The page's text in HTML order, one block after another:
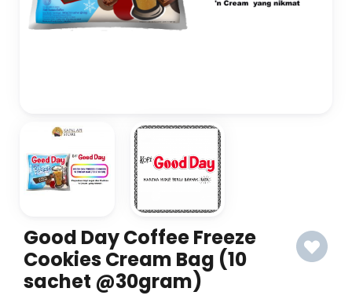
Good Day Coffee Freeze
Cookies Cream Bag (10
sachet @30gram)